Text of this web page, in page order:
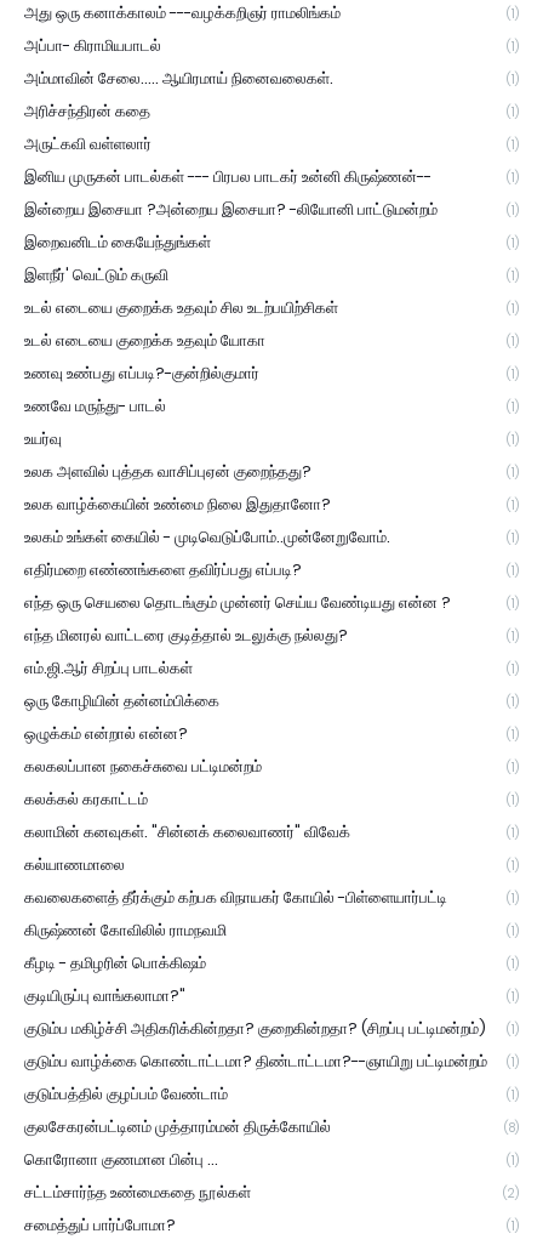
அது ஒரு கனாக்காலம் ---வழக்கறிஞர் ராமலிங்கம் (1)
அப்பா- கிராமியபாடல் (1)
அம்மாவின் சேலை..... ஆயிரமாய் நினைவலைகள். (1)
அரிச்சந்திரன் கதை (1)
அருட்கவி வள்ளலார் (1)
இனிய முருகன் பாடல்கள் --- பிரபல பாடகர் உன்னி கிருஷ்ணன்-- (1)
இன்றைய இசையா ?அன்றைய இசையா? -லியோனி பாட்டுமன்றம் (1)
இறைவனிடம் கையேந்துங்கள் (1)
இளநீர்' வெட்டும் கருவி (1)
உடல் எடையை குறைக்க உதவும் சில உடற்பயிற்சிகள் (1)
உடல் எடையை குறைக்க உதவும் யோகா (1)
உணவு உண்பது எப்படி?-குன்றில்குமார் (1)
உணவே மருந்து- பாடல் (1)
உயர்வு (1)
உலக அளவில் புத்தக வாசிப்புஏன் குறைந்தது? (1)
உலக வாழ்க்கையின் உண்மை நிலை இதுதானோ? (1)
உலகம் உங்கள் கையில் - முடிவெடுப்போம்..முன்னேறுவோம். (1)
எதிர்மறை எண்ணங்களை தவிர்ப்பது எப்படி? (1)
எந்த ஒரு செயலை தொடங்கும் முன்னர் செய்ய வேண்டியது என்ன ? (1)
எந்த மினரல் வாட்டரை குடித்தால் உடலுக்கு நல்லது? (1)
எம்.ஜி.ஆர் சிறப்பு பாடல்கள் (1)
ஒரு கோழியின் தன்னம்பிக்கை (1)
ஒழுக்கம் என்றால் என்ன? (1)
கலகலப்பான நகைச்சுவை பட்டிமன்றம் (1)
கலக்கல் கரகாட்டம் (1)
கலாமின் கனவுகள். "சின்னக் கலைவாணர்" விவேக் (1)
கல்யாணமாலை (1)
கவலைகளைத் தீர்க்கும் கற்பக விநாயகர் கோயில் -பிள்ளையார்பட்டி (1)
கிருஷ்ணன் கோவிலில் ராமநவமி (1)
கீழடி - தமிழரின் பொக்கிஷம் (1)
குடியிருப்பு வாங்கலாமா?" (1)
குடும்ப மகிழ்ச்சி அதிகரிக்கின்றதா? குறைகின்றதா? (சிறப்பு பட்டிமன்றம்) (1)
குடும்ப வாழ்க்கை கொண்டாட்டமா? திண்டாட்டமா?--ஞாயிறு பட்டிமன்றம் (1)
குடும்பத்தில் குழப்பம் வேண்டாம் (1)
குலசேகரன்பட்டினம் முத்தாரம்மன் திருக்கோயில் (8)
கொரோனா குணமான பின்பு ... (1)
சட்டம்சார்ந்த உண்மைகதை நூல்கள் (2)
சமைத்துப் பார்ப்போமா? (1)